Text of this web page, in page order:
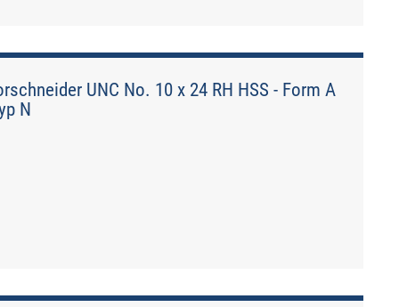
UNC No. 10 x 24 RH HSS - Form A
N